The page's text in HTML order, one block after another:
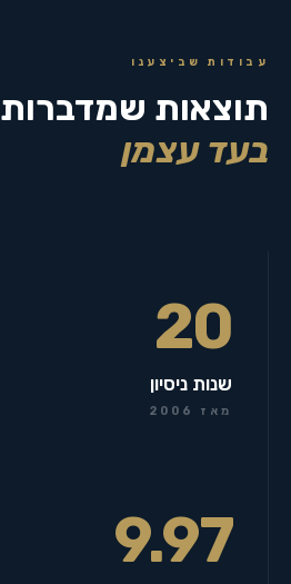
עבודות שביצענו
תוצאות שמדברות
בעד עצמן
20
שנות ניסיון
מאז 2006
9.97